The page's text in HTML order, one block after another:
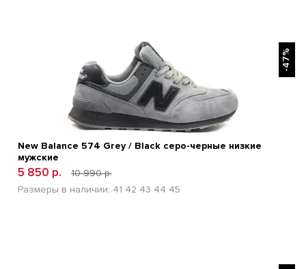
БЫСТРЫЙ ПРОСМОТР
-47%
New Balance 574 Grey / Black серо-черные низкие
мужские
5 850 р.
10 990 р.
Размеры в наличии: 41 42 43 44 45